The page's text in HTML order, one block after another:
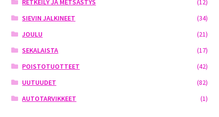
RETKEILY JA METSÄSTYS
(12)
SIEVIN JALKINEET
(34)
JOULU
(21)
SEKALAISTA
(17)
POISTOTUOTTEET
(42)
UUTUUDET
(82)
AUTOTARVIKKEET
(1)